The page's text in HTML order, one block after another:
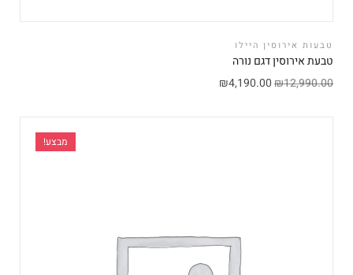
טבעות אירוסין היילו
טבעת אירוסין דגם נורה
₪12,990.00
₪4,190.00
מבצע!